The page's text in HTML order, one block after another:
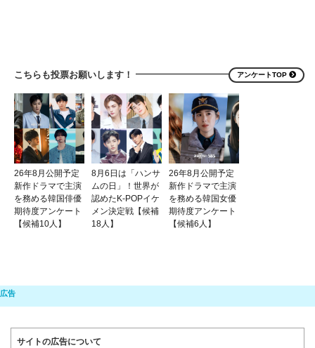
こちらも投票お願いします！ アンケートTOP
26年8月公開予定
新作ドラマで主演
を務める韓国俳優
期待度アンケート
【候補10人】
8月6日は「ハンサ
ムの日」！世界が
認めたK-POPイケ
メン決定戦【候補
18人】
26年8月公開予定
新作ドラマで主演
を務める韓国女優
期待度アンケート
【候補6人】
サイトの広告について